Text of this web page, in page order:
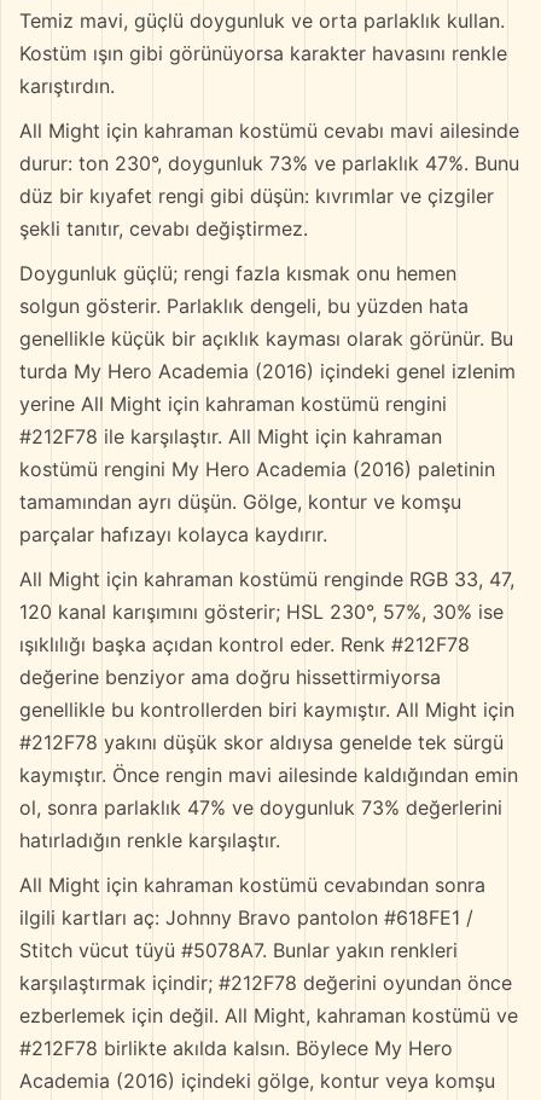
Temiz mavi, güçlü doygunluk ve orta parlaklık kullan.
Kostüm ışın gibi görünüyorsa karakter havasını renkle
karıştırdın.
All Might için kahraman kostümü cevabı mavi ailesinde
durur: ton 230°, doygunluk 73% ve parlaklık 47%. Bunu
düz bir kıyafet rengi gibi düşün: kıvrımlar ve çizgiler
şekli tanıtır, cevabı değiştirmez.
Doygunluk güçlü; rengi fazla kısmak onu hemen
solgun gösterir. Parlaklık dengeli, bu yüzden hata
genellikle küçük bir açıklık kayması olarak görünür. Bu
turda My Hero Academia (2016) içindeki genel izlenim
yerine All Might için kahraman kostümü rengini
#212F78 ile karşılaştır. All Might için kahraman
kostümü rengini My Hero Academia (2016) paletinin
tamamından ayrı düşün. Gölge, kontur ve komşu
parçalar hafızayı kolayca kaydırır.
All Might için kahraman kostümü renginde RGB 33, 47,
120 kanal karışımını gösterir; HSL 230°, 57%, 30% ise
ışıklılığı başka açıdan kontrol eder. Renk #212F78
değerine benziyor ama doğru hissettirmiyorsa
genellikle bu kontrollerden biri kaymıştır. All Might için
#212F78 yakını düşük skor aldıysa genelde tek sürgü
kaymıştır. Önce rengin mavi ailesinde kaldığından emin
ol, sonra parlaklık 47% ve doygunluk 73% değerlerini
hatırladığın renkle karşılaştır.
All Might için kahraman kostümü cevabından sonra
ilgili kartları aç: Johnny Bravo pantolon #618FE1 /
Stitch vücut tüyü #5078A7. Bunlar yakın renkleri
karşılaştırmak içindir; #212F78 değerini oyundan önce
ezberlemek için değil. All Might, kahraman kostümü ve
#212F78 birlikte akılda kalsın. Böylece My Hero
Academia (2016) içindeki gölge, kontur veya komşu